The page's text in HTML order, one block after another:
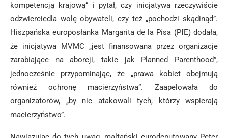
kompetencją krajową” i pytał, czy inicjatywa rzeczywiście
odzwierciedla wolę obywateli, czy też „pochodzi skądinąd”.
Hiszpańska europosłanka Margarita de la Pisa (PfE) dodała,
że inicjatywa MVMC „jest finansowana przez organizacje
zarabiające na aborcji, takie jak Planned Parenthood”,
jednocześnie przypominając, że „prawa kobiet obejmują
również ochronę macierzyństwa”. Zaapelowała do
organizatorów, „by nie atakowali tych, którzy wspierają
macierzyństwo”.